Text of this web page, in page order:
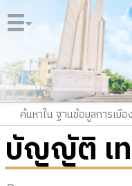
บัญญัติ เ